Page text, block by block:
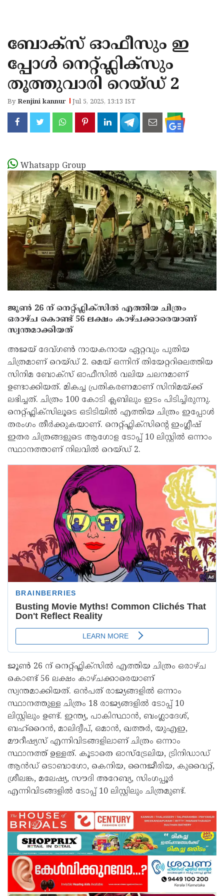
KANNUR
KASARAGOD
ബോക്സ് ഓഫീസും ഇ
പ്പോൾ നെറ്റ്ഫ്ലിക്സും
തൂത്തുവാരി റെയ്ഡ് 2
ByRenjini kannur Jul 5, 2025, 13:13 IST
Whatsapp Group
ജൂൺ 26 ന് നെറ്റ്ഫ്ലിക്സിൽ എത്തിയ ചിത്രം
ഒരാഴ്ച കൊണ്ട് 56 ലക്ഷം കാഴ്ചക്കാരെയാണ്
സ്വന്തമാക്കിയത്
അജയ് ദേവ്ഗൺ നായകനായ ഏറ്റവും പുതിയ
ചിത്രമാണ് റെയ്ഡ് 2. മെയ് ഒന്നിന് തിയേറ്ററിലെത്തിയ
സിനിമ ബോക്സ് ഓഫീസിൽ വലിയ ചലനമാണ്
ഉണ്ടാക്കിയത്. മികച്ച പ്രതികരണമാണ് സിനിമയ്ക്ക്
ലഭിച്ചത്. ചിത്രം 100 കോടി ക്ലബിലും ഇടം പിടിച്ചിരുന്നു.
നെറ്റ്ഫ്ലിക്സിലൂടെ ഒടിടിയിൽ എത്തിയ ചിത്രം ഇപ്പോൾ
തരംഗം തീർക്കുകയാണ്. നെറ്റ്ഫ്ലിക്സിന്‍റെ ഇംഗ്ലീഷ്
ഇതര ചിത്രങ്ങളുടെ ആഗോള ടോപ്പ് 10 ലിസ്റ്റില്‍ ഒന്നാം
സ്ഥാനത്താണ് നിലവില്‍ റെയ്ഡ് 2.
ജൂൺ 26 ന് നെറ്റ്ഫ്ലിക്സിൽ എത്തിയ ചിത്രം ഒരാഴ്ച
കൊണ്ട് 56 ലക്ഷം കാഴ്ചക്കാരെയാണ്
സ്വന്തമാക്കിയത്. ഒന്‍പത് രാജ്യങ്ങളില്‍ ഒന്നാം
സ്ഥാനത്തുള്ള ചിത്രം 18 രാജ്യങ്ങളില്‍ ടോപ്പ് 10
ലിസ്റ്റിലും ഉണ്ട്. ഇന്ത്യ, പാകിസ്ഥാന്‍, ബംഗ്ലാദേശ്,
ബഹ്‍റൈന്‍, മാലിദ്വീപ്, ഒമാന്‍, ഖത്തര്‍, യുഎഇ,
മൗറീഷ്യസ് എന്നിവിടങ്ങളിലാണ് ചിത്രം ഒന്നാം
സ്ഥാനത്ത് ഉള്ളത്. കൂടാതെ ഓസ്ട്രേലിയ, ട്രിനിഡാഡ്
ആന്‍ഡ് ടൊബാഗോ, കെനിയ, നൈജീരിയ, കുവൈറ്റ്,
ശ്രീലങ്ക, മലേഷ്യ, സൗദി അറേബ്യ, സിംഗപ്പൂര്‍
എന്നിവിടങ്ങളില്‍ ടോപ്പ് 10 ലിസ്റ്റിലും ചിത്രമുണ്ട്.